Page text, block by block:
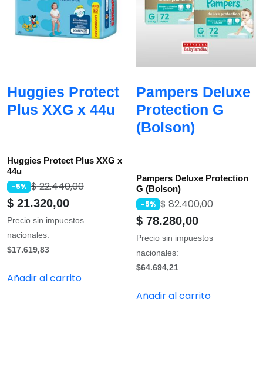
Huggies Protect
Plus XXG x 44u
Huggies Protect Plus XXG x
44u
-5% $22.440,00
$ 21.320,00
Precio sin impuestos
nacionales:
$17.619,83
Añadir al carrito
Pampers Deluxe
Protection G
(Bolson)
Pampers Deluxe Protection
G (Bolson)
-5% $82.400,00
$ 78.280,00
Precio sin impuestos
nacionales:
$64.694,21
Añadir al carrito